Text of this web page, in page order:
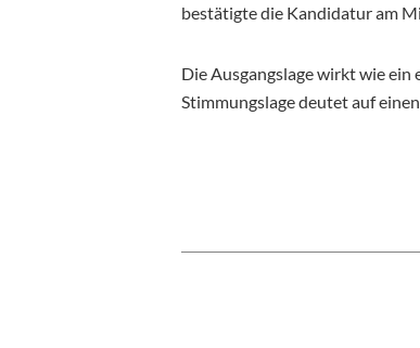
bestätigte die Kandidatur am
Die Ausgangslage wirkt wie
Stimmungslage deutet auf